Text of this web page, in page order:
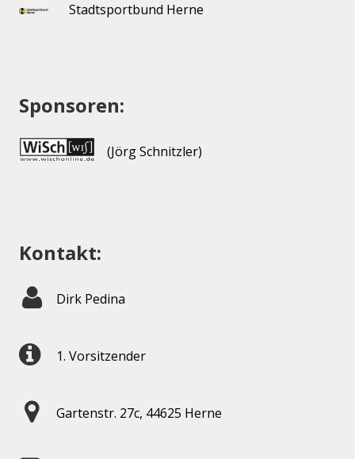
Stadtsportbund Herne
Sponsoren:
(Jörg Schnitzler)
Kontakt:
Dirk Pedina
1. Vorsitzender
Gartenstr. 27c, 44625 Herne